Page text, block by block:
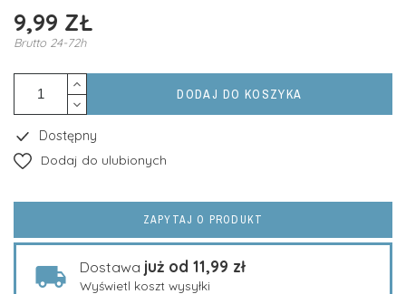
9,99 ZŁ
Brutto 24-72h
DODAJ DO KOSZYKA
Dostępny
Dodaj do ulubionych
ZAPYTAJ O PRODUKT
Dostawa już od 11,99 zł
Wyświetl koszt wysyłki